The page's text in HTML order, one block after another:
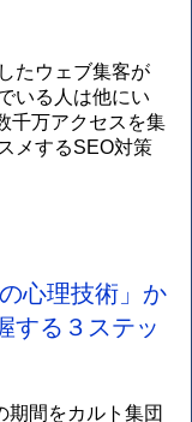
たウェブ集客が
いる人は他にい
千万アクセスを集
メするSEO対策
心理技術」か
する３ステッ
期間をカルト集団